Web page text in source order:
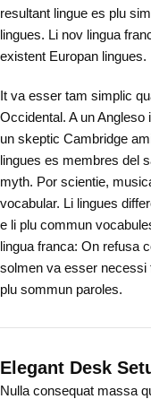
resultant lingue es plu
lingues. Li nov lingua
existent Europan lingues.
It va esser tam simplic
Occidental. A un
un skeptic Cambridge
lingues es membres del
myth. Por scientie,
vocabular. Li lingues
e li plu commun
lingua franca: On refusa
solmen va esser necessi
plu sommun paroles.
Elegant Desk
Nulla consequat massa